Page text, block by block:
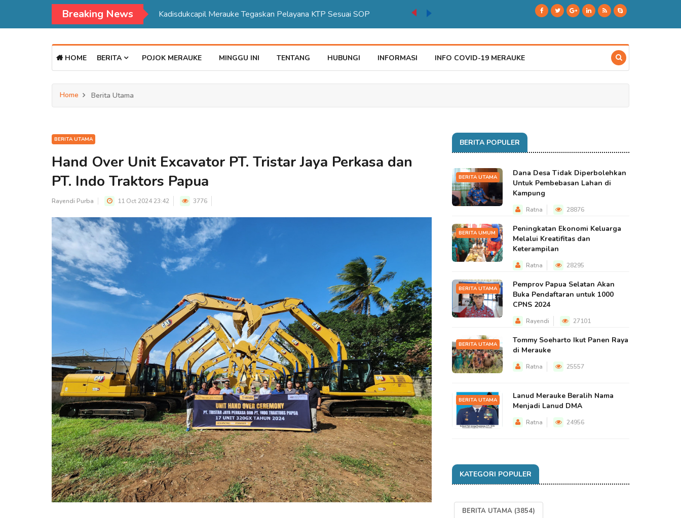
Breaking News Kadisdukcapil Merauke Tegaskan Pelayana KTP Sesuai SOP
HOME BERITA POJOK MERAUKE MINGGU INI TENTANG HUBUNGI INFORMASI INFO COVID-19 MERAUKE
Home Berita Utama
BERITA UTAMA
Hand Over Unit Excavator PT. Tristar Jaya Perkasa dan
PT. Indo Traktors Papua
Rayendi Purba 11 Oct 2024 23:42 3776
BERITA POPULER
BERITA UTAMA
Dana Desa Tidak Diperbolehkan
Untuk Pembebasan Lahan di
Kampung
Ratna 28876
BERITA UMUM
Peningkatan Ekonomi Keluarga
Melalui Kreatifitas dan
Keterampilan
Ratna 28295
BERITA UTAMA
Pemprov Papua Selatan Akan
Buka Pendaftaran untuk 1000
CPNS 2024
Rayendi 27101
BERITA UTAMA
Tommy Soeharto Ikut Panen Raya
di Merauke
Ratna 25557
BERITA UTAMA
Lanud Merauke Beralih Nama
Menjadi Lanud DMA
Ratna 24956
KATEGORI POPULER
BERITA UTAMA (3854)